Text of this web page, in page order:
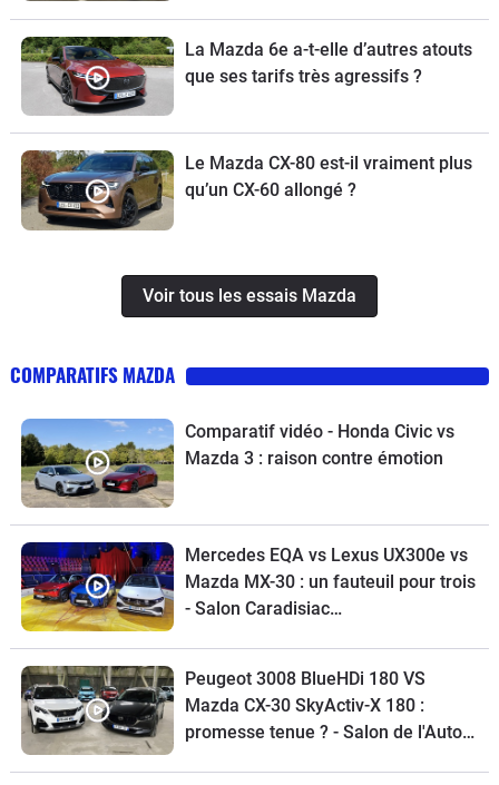
La Mazda 6e a-t-elle d’autres atouts
que ses tarifs très agressifs ?
Le Mazda CX-80 est-il vraiment plus
qu’un CX-60 allongé ?
Voir tous les essais Mazda
COMPARATIFS MAZDA
Comparatif vidéo - Honda Civic vs
Mazda 3 : raison contre émotion
Mercedes EQA vs Lexus UX300e vs
Mazda MX-30 : un fauteuil pour trois
- Salon Caradisiac
Peugeot 3008 BlueHDi 180 VS
Mazda CX-30 SkyActiv-X 180 :
promesse tenue ? - Salon de l'Auto